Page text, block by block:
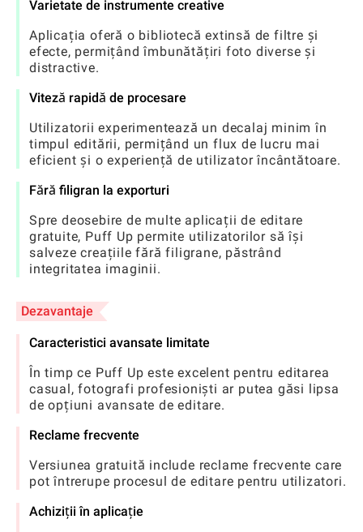
Varietate de instrumente creative
Aplicația oferă o bibliotecă extinsă de filtre și
efecte, permițând îmbunătățiri foto diverse și
distractive.
Viteză rapidă de procesare
Utilizatorii experimentează un decalaj minim în
timpul editării, permițând un flux de lucru mai
eficient și o experiență de utilizator încântătoare.
Fără filigran la exporturi
Spre deosebire de multe aplicații de editare
gratuite, Puff Up permite utilizatorilor să își
salveze creațiile fără filigrane, păstrând
integritatea imaginii.
Dezavantaje
Caracteristici avansate limitate
În timp ce Puff Up este excelent pentru editarea
casual, fotografi profesioniști ar putea găsi lipsa
de opțiuni avansate de editare.
Reclame frecvente
Versiunea gratuită include reclame frecvente care
pot întrerupe procesul de editare pentru utilizatori.
Achiziții în aplicație